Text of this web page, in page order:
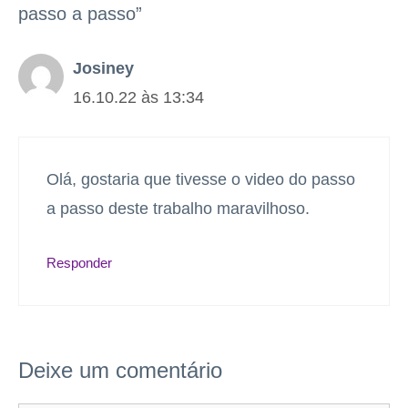
passo a passo”
Josiney
16.10.22 às 13:34
Olá, gostaria que tivesse o video do passo
a passo deste trabalho maravilhoso.
Responder
Deixe um comentário